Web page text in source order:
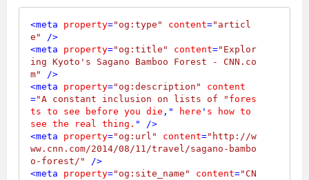
<meta property="og:type" content="articl
e"
/>
<meta property="og:title" content="Explor
ing Kyoto's Sagano Bamboo Forest - CNN.co
m"
/>
<meta property="og:description"
content
="A constant inclusion on lists of " fores
ts
to see before you die ," here ' s how to
see
the real thing. " />
<meta property="og:url" content="http://w
ww.cnn.com/2014/08/11/travel/sagano-bambo
o-forest/"
/>
<meta property="og:site_name" content="CN